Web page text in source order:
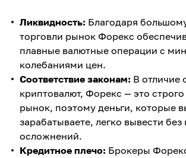
Ликвидность: Благодаря
торговли рынок Форекс
плавные валютные операции с
колебаниями цен.
Соответствие законам: В отличие
криптовалют, Форекс — это
рынок, поэтому деньги, которые
зарабатываете, легко вывести
осложнений.
Кредитное плечо: Брокеры